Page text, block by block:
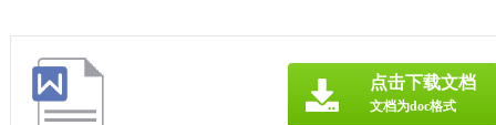
点击下载文档
文档为doc格式